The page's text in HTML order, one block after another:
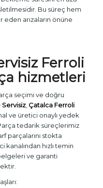
Bu süreç hem
eden arızaların önüne
Ferroli
hizmetleri
seçimi ve doğru
, Çatalca Ferroli
ve üretici onaylı yedek
tedarik süreçlerimiz
parçalarını stokta
hızlı temin
ve garanti